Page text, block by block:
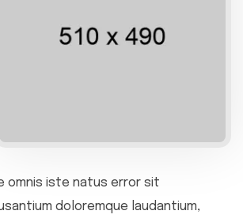
omnis iste natus error sit
doloremque laudantium,